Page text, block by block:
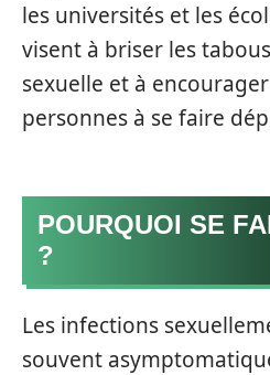
les universités et les
visent à briser les
sexuelle et à
personnes à se faire
POURQUOI SE
?
Les infections
souvent